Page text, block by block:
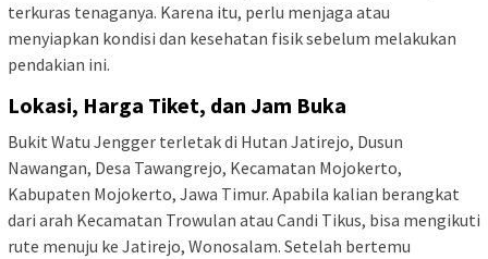
terkuras tenaganya. Karena itu, perlu menjaga atau
menyiapkan kondisi dan kesehatan fisik sebelum melakukan
pendakian ini.
Lokasi, Harga Tiket, dan Jam Buka
Bukit Watu Jengger terletak di Hutan Jatirejo, Dusun
Nawangan, Desa Tawangrejo, Kecamatan Mojokerto,
Kabupaten Mojokerto, Jawa Timur. Apabila kalian berangkat
dari arah Kecamatan Trowulan atau Candi Tikus, bisa mengikuti
rute menuju ke Jatirejo, Wonosalam. Setelah bertemu